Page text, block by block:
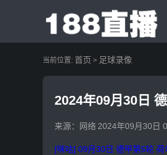
当前位置: 首页 > 足球录像
2024年09月30日
来源：网络2024年09月30日
[咪咕] 09月30日 德甲第5轮